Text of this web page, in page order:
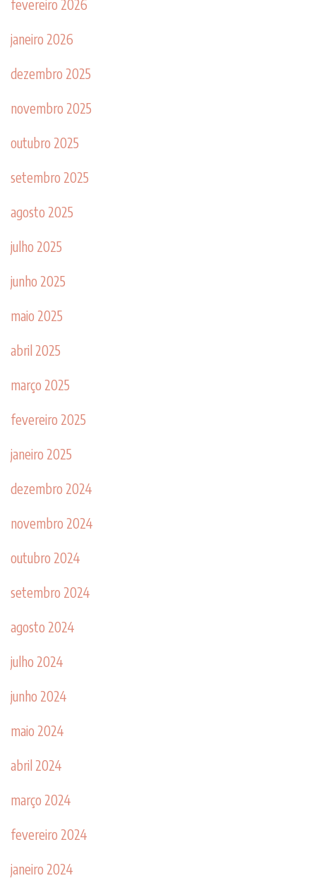
fevereiro 2026
janeiro 2026
dezembro 2025
novembro 2025
outubro 2025
setembro 2025
agosto 2025
julho 2025
junho 2025
maio 2025
abril 2025
março 2025
fevereiro 2025
janeiro 2025
dezembro 2024
novembro 2024
outubro 2024
setembro 2024
agosto 2024
julho 2024
junho 2024
maio 2024
abril 2024
março 2024
fevereiro 2024
janeiro 2024